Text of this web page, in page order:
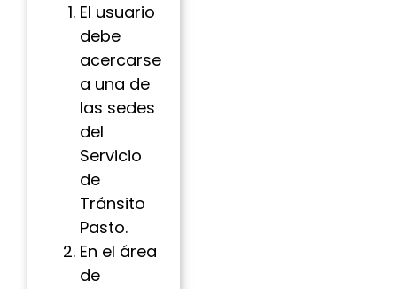
El usuario
debe
acercarse
a una de
las sedes
del
Servicio
de
Tránsito
Pasto.
En el área
de